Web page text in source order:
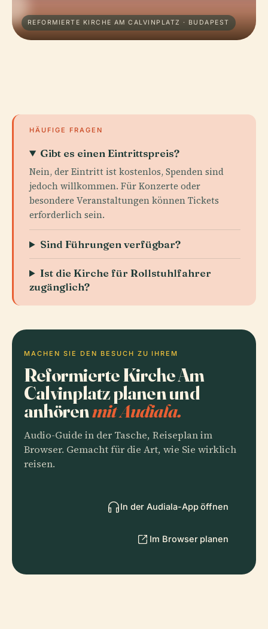
REFORMIERTE KIRCHE AM CALVINPLATZ · BUDAPEST
HÄUFIGE FRAGEN
Gibt es einen Eintrittspreis?
Nein, der Eintritt ist kostenlos, Spenden sind
jedoch willkommen. Für Konzerte oder
besondere Veranstaltungen können Tickets
erforderlich sein.
Sind Führungen verfügbar?
Ist die Kirche für Rollstuhlfahrer
zugänglich?
MACHEN SIE DEN BESUCH ZU IHREM
Reformierte Kirche Am
Calvinplatz planen und
anhörenmit Audiala.
Audio-Guide in der Tasche, Reiseplan im
Browser. Gemacht für die Art, wie Sie wirklich
reisen.
In der Audiala-App öffnen
Im Browser planen